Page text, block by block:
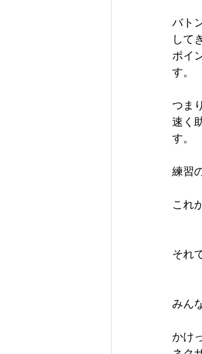
バト
して
ポイ
す。
つま
速く
す。
練習
これ
それ
みん
かけ